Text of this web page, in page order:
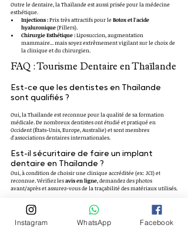
Outre le dentaire, la Thaïlande est aussi prisée pour la médecine
esthétique.
Injections : Prix très attractifs pour le Botox et l'acide
hyaluronique (Fillers).
Chirurgie Esthétique : Liposuccion, augmentation
mammaire... mais soyez extrêmement vigilant sur le choix de
la clinique et du chirurgien.
FAQ : Tourisme Dentaire en Thaïlande
Est-ce que les dentistes en Thaïlande
sont qualifiés ?
Oui, la Thaïlande est reconnue pour la qualité de sa formation
médicale. De nombreux dentistes ont étudié et pratiqué en
Occident (États-Unis, Europe, Australie) et sont membres
d'associations dentaires internationales.
Est-il sécuritaire de faire un implant
dentaire en Thaïlande ?
Oui, à condition de choisir une clinique accréditée (ex: JCI) et
reconnue. Vérifiez les avis en ligne, demandez des photos
avant/après et assurez-vous de la traçabilité des matériaux utilisés.
Combien de temps doit durer un séjour
pour des facettes ou un implant ?
Pour des facettes dentaires, 5 à 7 jours peuvent suffire (deux visites
Instagram WhatsApp Facebook